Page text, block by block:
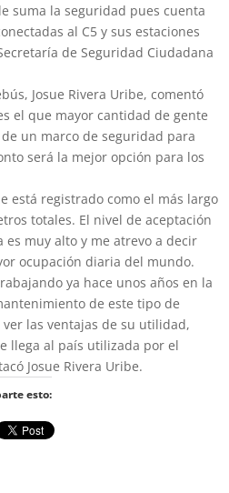
suma la seguridad pues cuenta
al C5 y sus estaciones
de Seguridad Ciudadana
Josue Rivera Uribe, comentó
el que mayor cantidad de gente
un marco de seguridad para
será la mejor opción para los
está registrado como el más largo
totales. El nivel de aceptación
muy alto y me atrevo a decir
ocupación diaria del mundo.
ya hace unos años en la
de este tipo de
las ventajas de su utilidad,
llega al país utilizada por el
Josue Rivera Uribe.
esto: